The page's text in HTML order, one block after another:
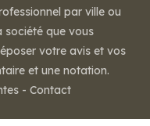
par ville ou
société que vous
votre avis et vos
et une notation.
- Contact